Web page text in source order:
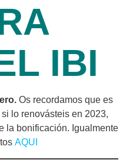
IBI
Os recordamos que es
lo renovásteis en 2023,
la bonificación. Igualmente
AQUI